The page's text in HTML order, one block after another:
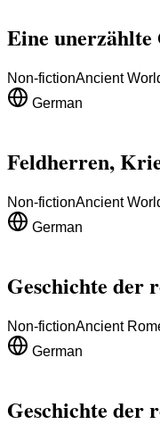
Eine unerzählte
Non-fictionAncient
German
Feldherren,
Non-fictionAncient
German
Geschichte der
Non-fictionAncient
German
Geschichte der